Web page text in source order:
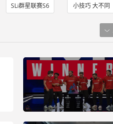
SLi群星联赛S6 小技巧 大不同